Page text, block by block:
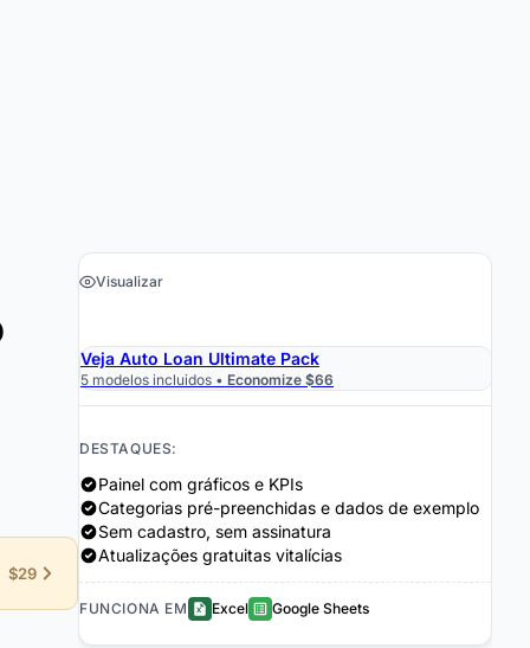
$29
Visualizar
Veja Auto Loan Ultimate Pack
5 modelos incluidos • Economize $66
DESTAQUES:
Painel com gráficos e KPIs
Categorias pré-preenchidas e dados de exemplo
Sem cadastro, sem assinatura
Atualizações gratuitas vitalícias
FUNCIONA EM Excel Google Sheets